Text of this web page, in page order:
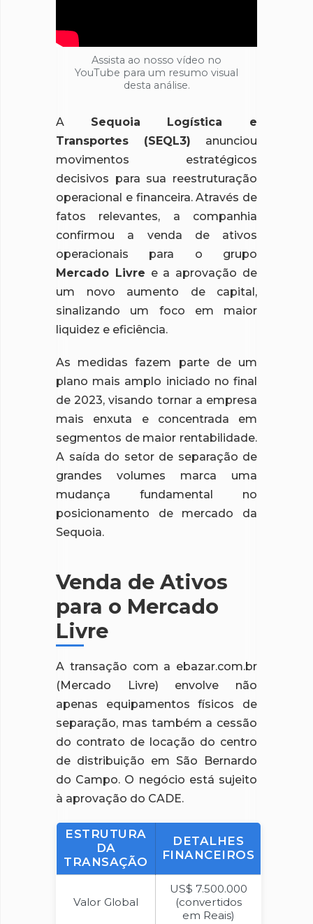
Assista ao nosso vídeo no
YouTube para um resumo visual
desta análise.
A Sequoia Logística e
Transportes (SEQL3) anunciou
movimentos estratégicos
decisivos para sua reestruturação
operacional e financeira. Através de
fatos relevantes, a companhia
confirmou a venda de ativos
operacionais para o grupo
Mercado Livre e a aprovação de
um novo aumento de capital,
sinalizando um foco em maior
liquidez e eficiência.
As medidas fazem parte de um
plano mais amplo iniciado no final
de 2023, visando tornar a empresa
mais enxuta e concentrada em
segmentos de maior rentabilidade.
A saída do setor de separação de
grandes volumes marca uma
mudança fundamental no
posicionamento de mercado da
Sequoia.
Venda de Ativos
para o Mercado
Livre
A transação com a ebazar.com.br
(Mercado Livre) envolve não
apenas equipamentos físicos de
separação, mas também a cessão
do contrato de locação do centro
de distribuição em São Bernardo
do Campo. O negócio está sujeito
à aprovação do CADE.
ESTRUTURA
DA
TRANSAÇÃO
DETALHES
FINANCEIROS
Valor Global
US$ 7.500.000
(convertidos
em Reais)